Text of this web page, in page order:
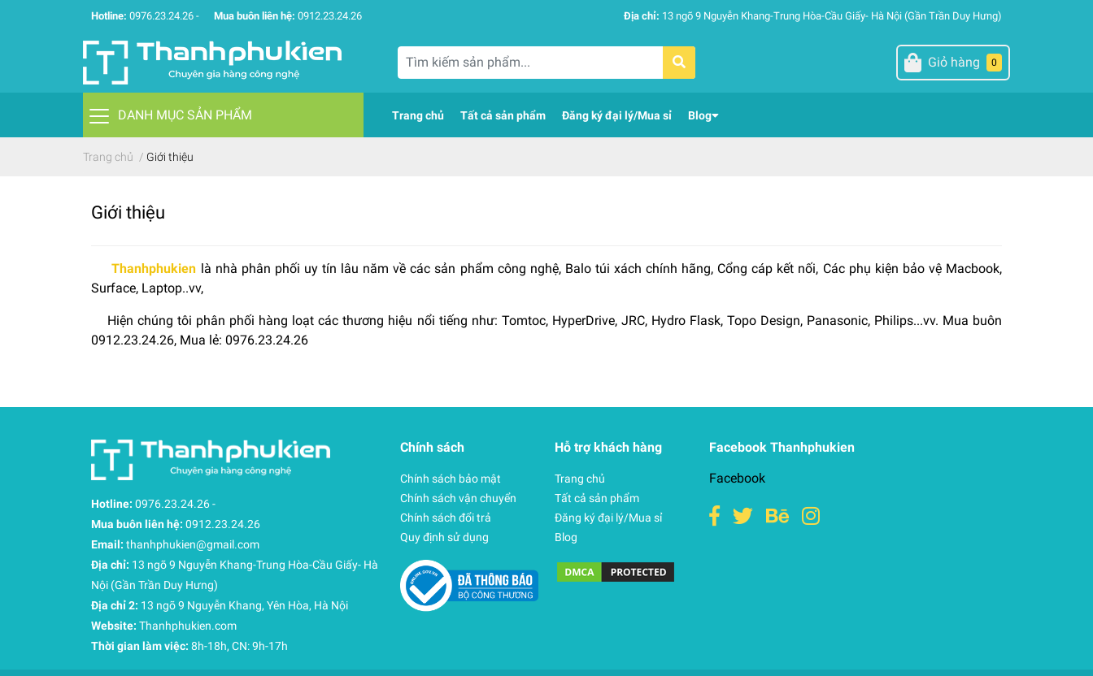
Hotline: 0976.23.24.26 - Mua buôn liên hệ: 0912.23.24.26 Địa chỉ: 13 ngõ 9 Nguyễn Khang-Trung Hòa-Cầu Giấy- Hà Nội (Gần Trần Duy Hưng)
Giỏ hàng 0
DANH MỤC SẢN PHẨM Trang chủ Tất cả sản phẩm Đăng ký đại lý/Mua sỉ Blog
Trang chủ / Giới thiệu
Giới thiệu
Thanhphukien là nhà phân phối uy tín lâu năm về các sản phẩm công nghệ, Balo túi xách chính hãng, Cổng cáp kết nối, Các phụ kiện bảo vệ Macbook,
Surface, Laptop..vv,
Hiện chúng tôi phân phối hàng loạt các thương hiệu nổi tiếng như: Tomtoc, HyperDrive, JRC, Hydro Flask, Topo Design, Panasonic, Philips...vv. Mua buôn
0912.23.24.26, Mua lẻ: 0976.23.24.26
Hotline: 0976.23.24.26-
Mua buôn liên hệ: 0912.23.24.26
Email: thanhphukien@gmail.com
Địa chỉ: 13 ngõ 9 Nguyễn Khang-Trung Hòa-Cầu Giấy- Hà
Nội (Gần Trần Duy Hưng)
Địa chỉ 2: 13 ngõ 9 Nguyễn Khang, Yên Hòa, Hà Nội
Website: Thanhphukien.com
Thời gian làm việc: 8h-18h, CN: 9h-17h
Chính sách
Chính sách bảo mật
Chính sách vận chuyển
Chính sách đổi trả
Quy định sử dụng
Hỗ trợ khách hàng
Trang chủ
Tất cả sản phẩm
Đăng ký đại lý/Mua sỉ
Blog
Facebook Thanhphukien
Facebook